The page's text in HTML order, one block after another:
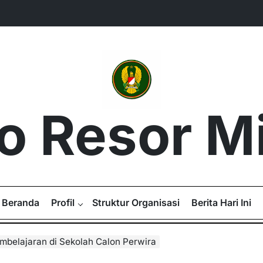
Resor
Beranda Profil Struktur Organisasi Berita Hari Ini
di Sekolah Calon Perwira